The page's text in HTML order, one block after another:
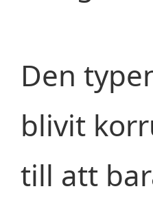
Den
blivit
till att